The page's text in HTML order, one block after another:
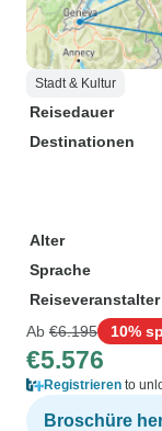
Stadt & Kultur
Reisedauer
Destinationen
Alter
Sprache
Reiseveranstalter
Ab €6.195 10%
€5.576
Registrieren to
Broschüre